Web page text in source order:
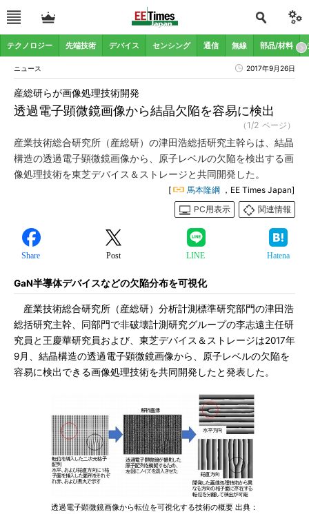
テクノロジー 先端技術 デバイス センシング 通信 無線 部品/材料
ニュース 2017年9月26日
透過電子顕微鏡画像から結晶欠陥を容易に検出
産総研らが画像処理技術開発
（1/2 ページ）
産業技術総合研究所（産総研）の津田浩総括研究主幹らは、結晶
構造の透過電子顕微鏡画像から、原子レベルの欠陥を検出する画
像処理技術を東芝デバイス＆ストレージと共同開発した。
[ 馬本隆綱 ，EE Times Japan]
PC用表示
関連情報
Share Post LINE Hatena
GaN半導体デバイスなどの欠陥分布を可視化
産業技術総合研究所（産総研）分析計測標準研究部門の津田浩
総括研究主幹、同部門で非破壊計測研究グループの李志遠主任研
究員と王慶華研究員および、東芝デバイス＆ストレージは2017年
9月、結晶構造の透過電子顕微鏡画像から、原子レベルの欠陥を
容易に検出できる画像処理技術を共同開発したと発表した。
透過電子顕微鏡画像から転位を可視化する技術の概要 出典：